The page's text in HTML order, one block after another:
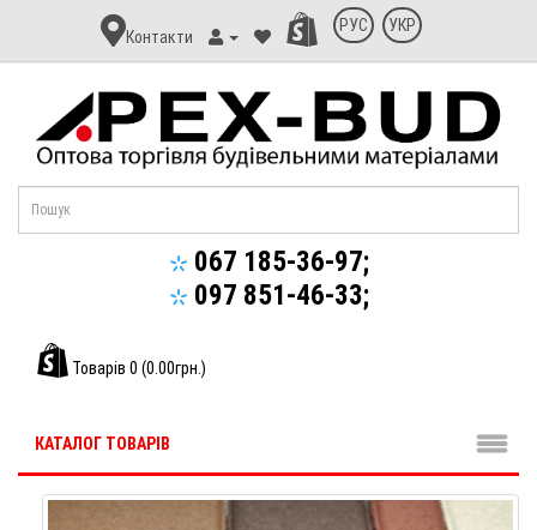
Контакт
Апекс-
Контакти
РУС УКР
067 185-36-97;
097 851-46-33;
Товарів 0 (0.00грн.)
КАТАЛОГ ТОВАРІВ